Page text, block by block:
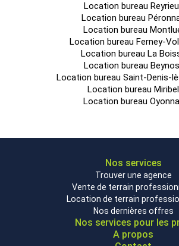
Location bureau
Location bureau
Location bureau
Location bureau Ferney-
Location bureau La
Location bureau
Location bureau Saint-Denis-
Location bureau Miribel
Location bureau
Nos services
Trouver une agence
Vente de terrain
Location de terrain
Nos dernières offres
Nos services pour les
A propos